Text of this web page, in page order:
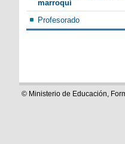
marroquí
Profesorado
© Ministerio de Educación,